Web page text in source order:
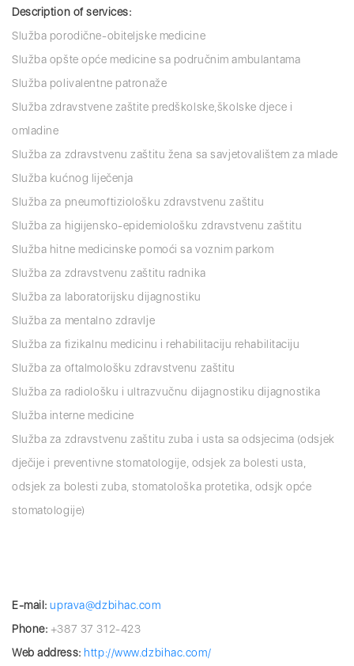
Description of services:
Služba porodične-obiteljske medicine
Služba opšte opće medicine sa područnim ambulantama
Služba polivalentne patronaže
Služba zdravstvene zaštite predškolske,školske djece i
omladine
Služba za zdravstvenu zaštitu žena sa savjetovalištem za mlade
Služba kućnog liječenja
Služba za pneumoftiziološku zdravstvenu zaštitu
Služba za higijensko-epidemiološku zdravstvenu zaštitu
Služba hitne medicinske pomoći sa voznim parkom
Služba za zdravstvenu zaštitu radnika
Služba za laboratorijsku dijagnostiku
Služba za mentalno zdravlje
Služba za fizikalnu medicinu i rehabilitaciju rehabilitaciju
Služba za oftalmološku zdravstvenu zaštitu
Služba za radiološku i ultrazvučnu dijagnostiku dijagnostika
Služba interne medicine
Služba za zdravstvenu zaštitu zuba i usta sa odsjecima (odsjek
dječije i preventivne stomatologije, odsjek za bolesti usta,
odsjek za bolesti zuba, stomatološka protetika, odsjk opće
stomatologije)
E-mail: uprava@dzbihac.com
Phone: +387 37 312-423
Web address: http://www.dzbihac.com/